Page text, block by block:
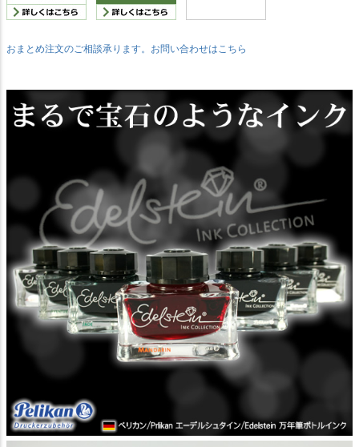
おまとめ注文のご相談承ります。お問い合わせはこちら